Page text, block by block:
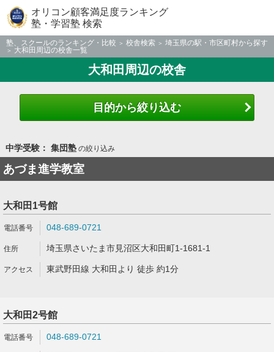
オリコン顧客満足度ランキング
塾・学習塾 検索
塾、スクールのランキング・比較 校舎検索
埼玉県の駅・市区町村から探す
大和田周辺の校舎一覧
大和田周辺の校舎
目的から絞り込む
中学受験： 集団塾の絞り込み
あづま進学教室
大和田1号館
048-689-0721
埼玉県さいたま市見沼区大和田町1-1681-1
東武野田線 大和田より 徒歩 約1分
大和田2号館
048-689-0721